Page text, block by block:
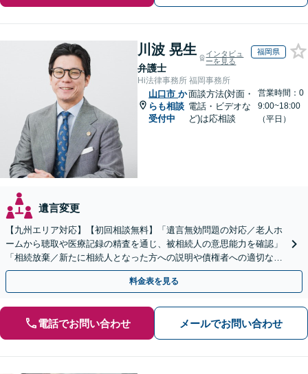
川波 晃生
弁護士
インタビュ
ーを見る
福岡県
Hi法律事務所 福岡事務所
山口市 か
らも相談
受付中
面談方法(対面・
電話・ビデオな
ど)は応相談
営業時間：0
9:00~18:00
（平日）
遺言変更
【九州エリア対応】【初回相談無料】「遺言無効問題の対応／老人ホ
ームから聴取や医療記録の精査を通じ、被相続人の意思能力を確認」
「相続放棄／新たに相続人となった方への説明や債権者への適切な対
応まで、きめ細やかにサポート」【休日・夜間相談可】
料金表を見る
電話でお問い合わせ メールでお問い合わせ